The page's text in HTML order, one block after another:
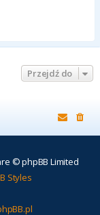
Przejdź do
© phpBB Limited
Styles